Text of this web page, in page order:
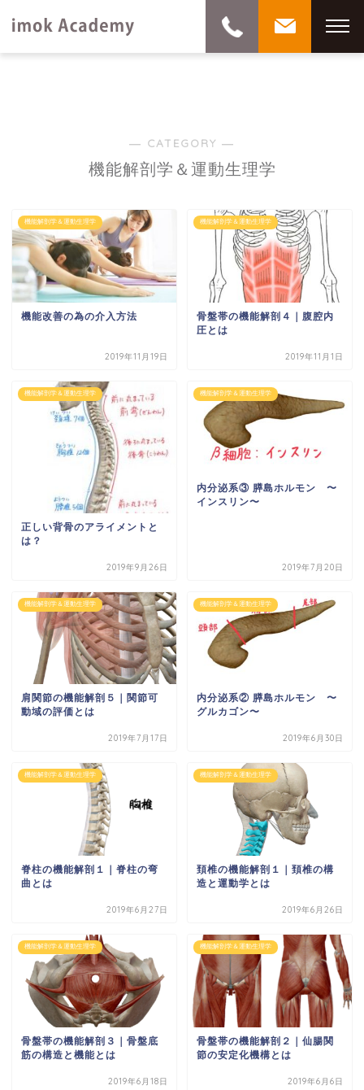
― CATEGORY ―
機能解剖学＆運動生理学
機能解剖学＆運動生理学
機能改善の為の介入方法
2019年11月19日
機能解剖学＆運動生理学
骨盤帯の機能解剖４｜腹腔内
圧とは
2019年11月1日
機能解剖学＆運動生理学
正しい背骨のアライメントと
は？
2019年9月26日
機能解剖学＆運動生理学
内分泌系③ 膵島ホルモン 〜
インスリン〜
2019年7月20日
機能解剖学＆運動生理学
肩関節の機能解剖５｜関節可
動域の評価とは
2019年7月17日
機能解剖学＆運動生理学
内分泌系② 膵島ホルモン 〜
グルカゴン〜
2019年6月30日
機能解剖学＆運動生理学
脊柱の機能解剖１｜脊柱の弯
曲とは
2019年6月27日
機能解剖学＆運動生理学
頚椎の機能解剖１｜頚椎の構
造と運動学とは
2019年6月26日
機能解剖学＆運動生理学
骨盤帯の機能解剖３｜骨盤底
筋の構造と機能とは
2019年6月18日
機能解剖学＆運動生理学
骨盤帯の機能解剖２｜仙腸関
節の安定化機構とは
2019年6月6日